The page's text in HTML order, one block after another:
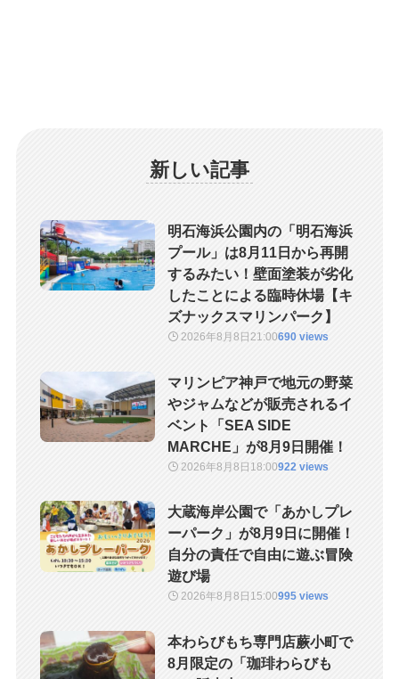
新しい記事
明石海浜公園内の「明石海浜
プール」は8月11日から再開
するみたい！壁面塗装が劣化
したことによる臨時休場【キ
ズナックスマリンパーク】
2026年8月8日 21:00690 views
マリンピア神戸で地元の野菜
やジャムなどが販売されるイ
ベント「SEA SIDE
MARCHE」が8月9日開催！
2026年8月8日 18:00922 views
大蔵海岸公園で「あかしプレ
ーパーク」が8月9日に開催！
自分の責任で自由に遊ぶ冒険
遊び場
2026年8月8日 15:00995 views
本わらびもち専門店蕨小町で
8月限定の「珈琲わらびも